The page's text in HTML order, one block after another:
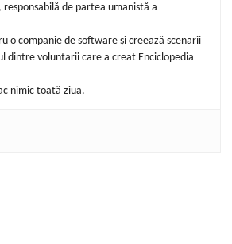
de partea umanistă a
o companie de software și creează scenarii
dintre voluntarii care a creat Enciclopedia
nimic toată ziua.